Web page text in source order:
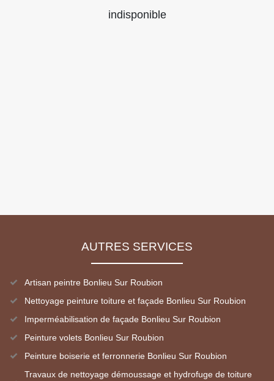
indisponible
AUTRES SERVICES
Artisan peintre Bonlieu Sur Roubion
Nettoyage peinture toiture et façade Bonlieu Sur Roubion
Imperméabilisation de façade Bonlieu Sur Roubion
Peinture volets Bonlieu Sur Roubion
Peinture boiserie et ferronnerie Bonlieu Sur Roubion
Travaux de nettoyage démoussage et hydrofuge de toiture